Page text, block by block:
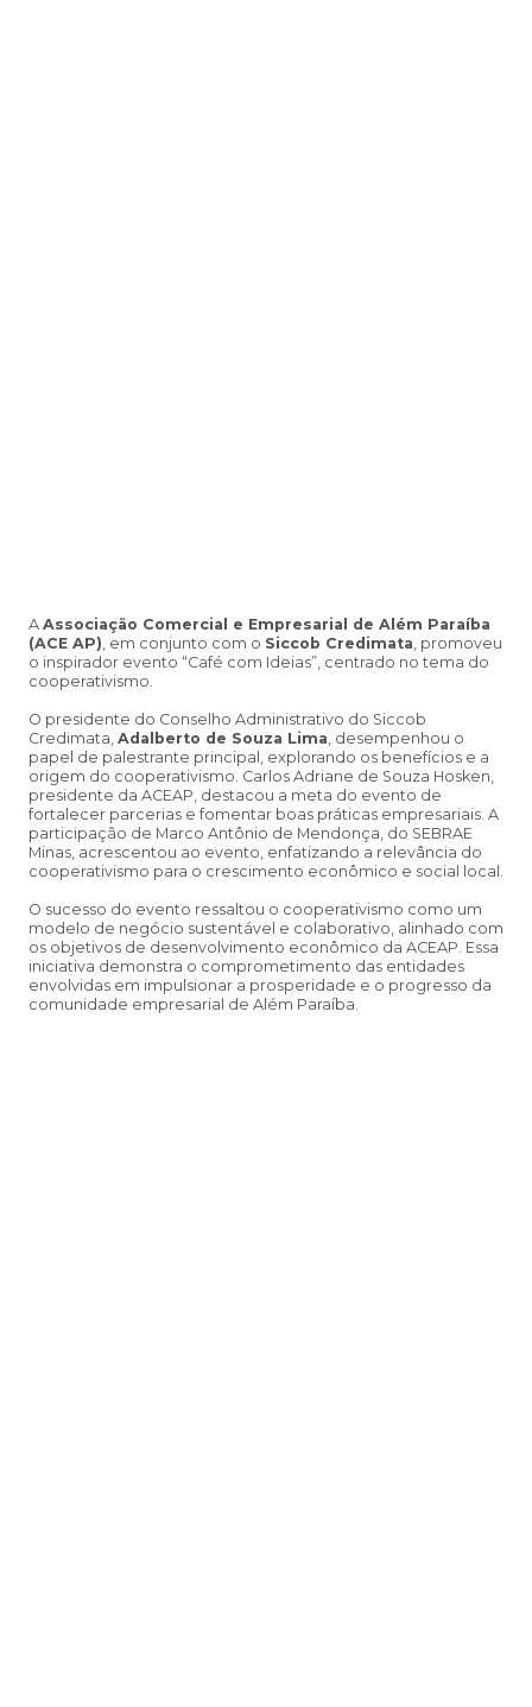
A Associação Comercial e Empresarial de Além Paraíba
(ACE AP), em conjunto com o Siccob Credimata, promoveu
o inspirador evento “Café com Ideias”, centrado no tema do
cooperativismo.
O presidente do Conselho Administrativo do Siccob
Credimata, Adalberto de Souza Lima, desempenhou o
papel de palestrante principal, explorando os benefícios e a
origem do cooperativismo. Carlos Adriane de Souza Hosken,
presidente da ACEAP, destacou a meta do evento de
fortalecer parcerias e fomentar boas práticas empresariais. A
participação de Marco Antônio de Mendonça, do SEBRAE
Minas, acrescentou ao evento, enfatizando a relevância do
cooperativismo para o crescimento econômico e social local.
O sucesso do evento ressaltou o cooperativismo como um
modelo de negócio sustentável e colaborativo, alinhado com
os objetivos de desenvolvimento econômico da ACEAP. Essa
iniciativa demonstra o comprometimento das entidades
envolvidas em impulsionar a prosperidade e o progresso da
comunidade empresarial de Além Paraíba.